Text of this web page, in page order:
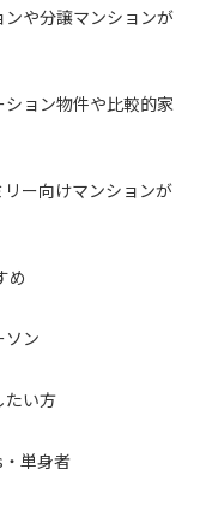
ンや分譲マンションが
ション物件や比較的家
ー向けマンションが
め
ソン
たい方
単身者